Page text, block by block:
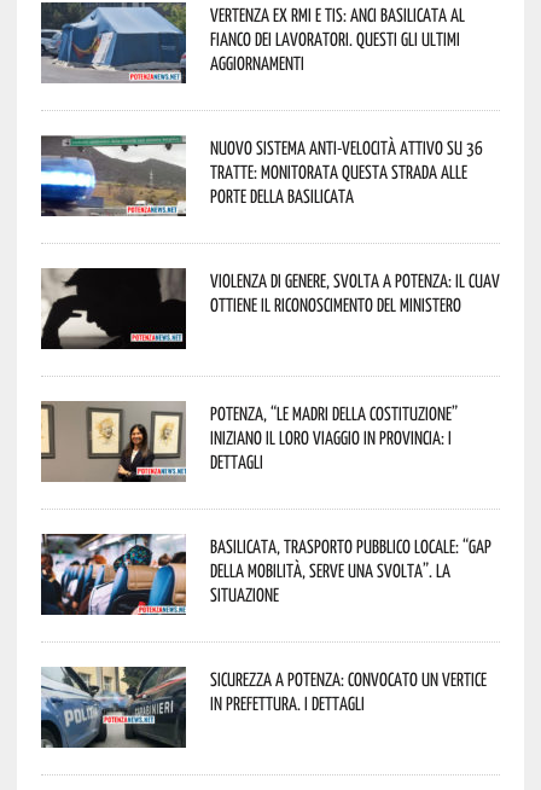
Vertenza ex RMI e TIS: ANCI Basilicata al
fianco dei lavoratori. Questi gli ultimi
aggiornamenti
Nuovo sistema anti-velocità attivo su 36
tratte: monitorata questa strada alle
porte della Basilicata
Violenza di genere, svolta a Potenza: il CUAV
ottiene il riconoscimento del Ministero
Potenza, “Le Madri della Costituzione”
iniziano il loro viaggio in provincia: i
dettagli
Basilicata, trasporto pubblico locale: “Gap
della mobilità, serve una svolta”. La
situazione
Sicurezza a Potenza: convocato un vertice
in Prefettura. I dettagli